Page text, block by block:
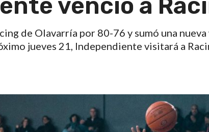
venció a
de Olavarría por 80-76 y sumó una
jueves 21, Independiente visitará a